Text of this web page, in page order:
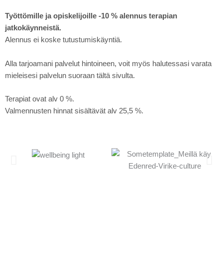
Työttömille ja opiskelijoille -10 % alennus terapian
jatkokäynneistä.
Alennus ei koske tutustumiskäyntiä.
Alla tarjoamani palvelut hintoineen, voit myös halutessasi varata
mieleisesi palvelun suoraan tältä sivulta.
Terapiat ovat alv 0 %.
Valmennusten hinnat sisältävät alv 25,5 %.